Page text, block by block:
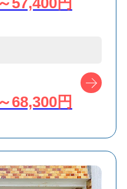
リクエスト受付
商品対象
68,300円